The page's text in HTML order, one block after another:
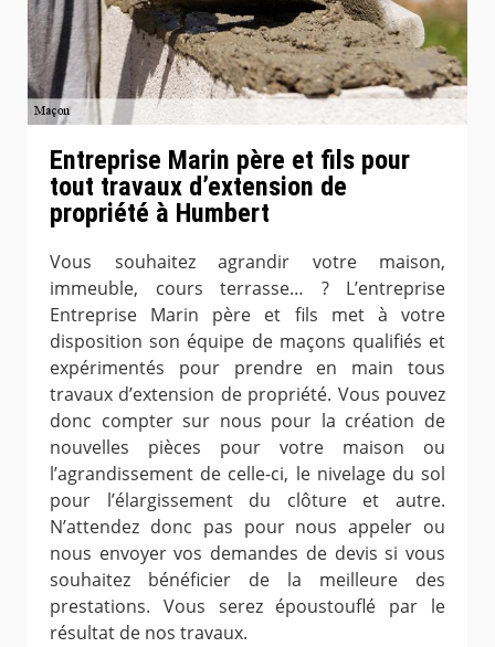
Entreprise Marin père et fils pour
tout travaux d’extension de
propriété à Humbert
Vous souhaitez agrandir votre maison,
immeuble, cours terrasse… ? L’entreprise
Entreprise Marin père et fils met à votre
disposition son équipe de maçons qualifiés et
expérimentés pour prendre en main tous
travaux d’extension de propriété. Vous pouvez
donc compter sur nous pour la création de
nouvelles pièces pour votre maison ou
l’agrandissement de celle-ci, le nivelage du sol
pour l’élargissement du clôture et autre.
N’attendez donc pas pour nous appeler ou
nous envoyer vos demandes de devis si vous
souhaitez bénéficier de la meilleure des
prestations. Vous serez époustouflé par le
résultat de nos travaux.